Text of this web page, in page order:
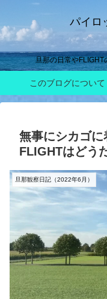
パイロ
旦那の日常や
このブログについて
無事にシカゴ
FLIGHTはどう
旦那観察日記（2022年6月）